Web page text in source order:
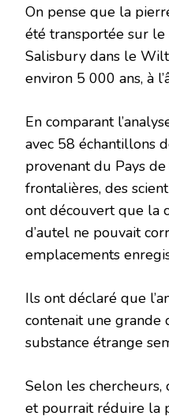
On pense que la
été transportée sur
Salisbury dans le
environ 5 000 ans, à
En comparant
avec 58 échantillons
provenant du Pays
frontalières, des
ont découvert que la
d’autel ne pouvait
emplacements
Ils ont déclaré que
contenait une grande
substance étrange
Selon les
et pourrait réduire la